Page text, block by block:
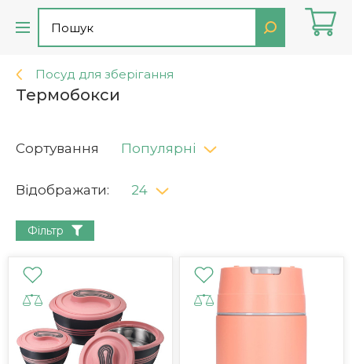
Посуд для зберігання
Термобокси
Сортування Популярні
Відображати: 24
Фільтр